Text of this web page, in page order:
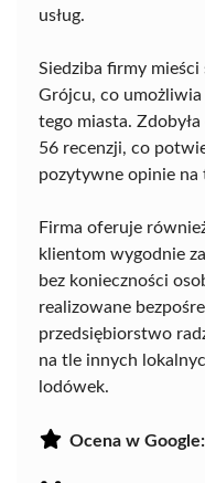
usług.
Siedziba firmy
Grójcu, co umożliwia
tego miasta.
56 recenzji, co
pozytywne opinie na
Firma oferuje
klientom wygodnie
bez konieczności
realizowane
przedsiębiorstwo
na tle innych
lodówek.
Ocena w Google: